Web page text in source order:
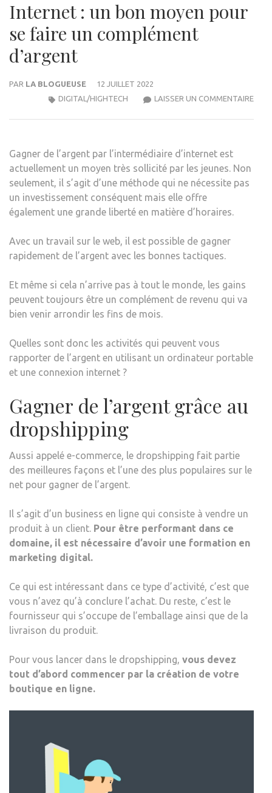
Internet : un bon moyen pour
se faire un complément
d’argent
PAR LA BLOGUEUSE
12 JUILLET 2022
LAISSER UN COMMENTAIRE
DIGITAL/HIGHTECH
Gagner de l’argent par l’intermédiaire d’internet est
actuellement un moyen très sollicité par les jeunes. Non
seulement, il s’agit d’une méthode qui ne nécessite pas
un investissement conséquent mais elle offre
également une grande liberté en matière d’horaires.
Avec un travail sur le web, il est possible de gagner
rapidement de l’argent avec les bonnes tactiques.
Et même si cela n’arrive pas à tout le monde, les gains
peuvent toujours être un complément de revenu qui va
bien venir arrondir les fins de mois.
Quelles sont donc les activités qui peuvent vous
rapporter de l’argent en utilisant un ordinateur portable
et une connexion internet ?
Gagner de l’argent grâce au
dropshipping
Aussi appelé e-commerce, le dropshipping fait partie
des meilleures façons et l’une des plus populaires sur le
net pour gagner de l’argent.
Il s’agit d’un business en ligne qui consiste à vendre un
produit à un client. Pour être performant dans ce
domaine, il est nécessaire d’avoir une formation en
marketing digital.
Ce qui est intéressant dans ce type d’activité, c’est que
vous n’avez qu’à conclure l’achat. Du reste, c’est le
fournisseur qui s’occupe de l’emballage ainsi que de la
livraison du produit.
Pour vous lancer dans le dropshipping, vous devez
tout d’abord commencer par la création de votre
boutique en ligne.